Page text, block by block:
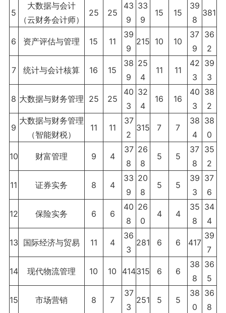
5
大数据与会计
（云财务会计师）
25 25
43
9
33
9
15 15
39
8
381
6 资产评估与管理 15 11
39
9
215 10 10
37
9
36
2
7 统计与会计核算 16 15
38
9
25
4
11 11
42
3
39
3
8 大数据与财务管理 25 25
40
3
32
4
16 16
40
3
38
2
9
大数据与财务管理
（智能财税）
11 11
37
2
315 7 7
38
4
38
0
10 财富管理 9 4
37
8
26
8
5 5
37
8
35
2
11 证券实务 8 4
33
9
20
8
5 5
39
3
37
6
12 保险实务 6 6
40
8
26
0
4 4
35
8
34
4
13 国际经济与贸易 11 4
36
3
281 6 6 417
39
7
14 现代物流管理 10 10 414315 6 6
38
8
36
5
15 市场营销 8 7
37
3
251 5 5
38
0
36
8